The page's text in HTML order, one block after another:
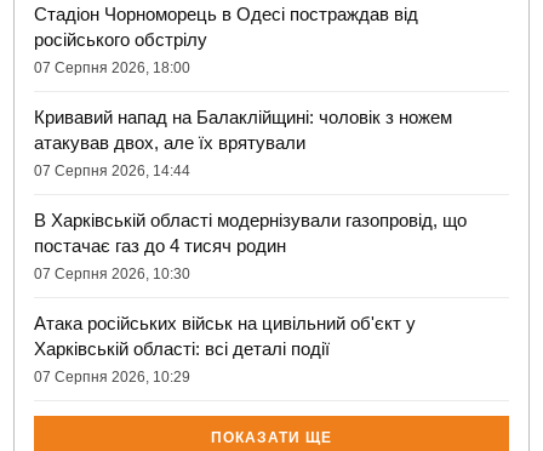
Стадіон Чорноморець в Одесі постраждав від
російського обстрілу
07 Серпня 2026, 18:00
Кривавий напад на Балаклійщині: чоловік з ножем
атакував двох, але їх врятували
07 Серпня 2026, 14:44
В Харківській області модернізували газопровід, що
постачає газ до 4 тисяч родин
07 Серпня 2026, 10:30
Атака російських військ на цивільний об'єкт у
Харківській області: всі деталі події
07 Серпня 2026, 10:29
ПОКАЗАТИ ЩЕ